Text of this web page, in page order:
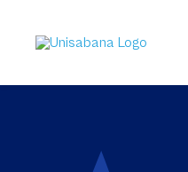
contenido
principal